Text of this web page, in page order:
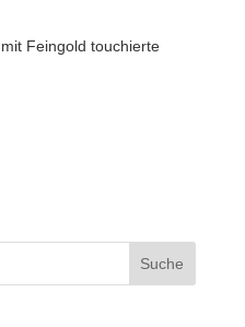
Feingold touchierte
Suche